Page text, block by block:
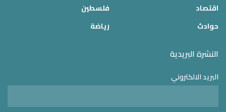
اقتصاد
حوادث
فلسطين
رياضة
النشرة البريدية
البريد الالكتروني